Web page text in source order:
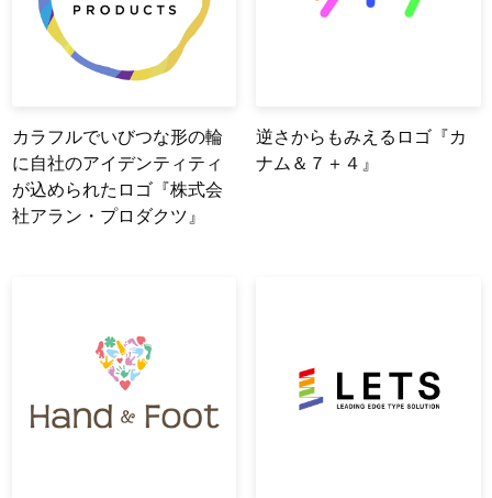
カラフルでいびつな形の輪
に自社のアイデンティティ
が込められたロゴ『株式会
社アラン・プロダクツ』
逆さからもみえるロゴ『カ
ナム＆７＋４』